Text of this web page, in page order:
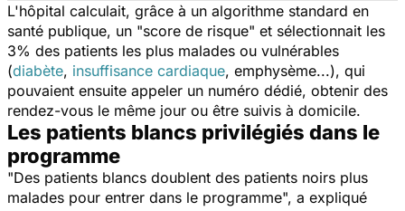
L'hôpital calculait, grâce à un algorithme standard en
santé publique, un "score de risque" et sélectionnait les
3% des patients les plus malades ou vulnérables
(diabète, insuffisance cardiaque, emphysème...), qui
pouvaient ensuite appeler un numéro dédié, obtenir des
rendez-vous le même jour ou être suivis à domicile.
Les patients blancs privilégiés dans le
programme
"Des patients blancs doublent des patients noirs plus
malades pour entrer dans le programme", a expliqué